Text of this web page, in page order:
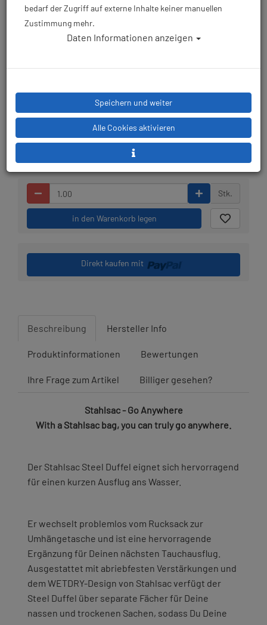
169,00 €*
Stk.
in den Warenkorb legen
Direkt kaufen mit
Beschreibung Hersteller Info
Produktinformationen Bewertungen
Ihre Frage zum Artikel Billiger gesehen?
Stahlsac - Go Anywhere
With a Stahlsac bag, you can truly go anywhere.
Der Stahlsac Steel Duffel eignet sich hervorragend
für einen kurzen Ausflug ans Wasser.
Er wechselt problemlos vom Rucksack zur
Umhängetasche und ist eine hervorragende
Ergänzung für Deinen nächsten Tauchausflug.
Ausgestattet mit abriebfesten Verstärkungen und
dem WETDRY-Design von Stahlsac verfügt der
Steel Duffel über separate Fächer für Deine
nassen und trockenen Sachen, sodass Du Deine
bedarf der Zugriff auf externe Inhalte keiner manuellen
Zustimmung mehr.
Daten Informationen anzeigen
Speichern und weiter
Alle Cookies aktivieren